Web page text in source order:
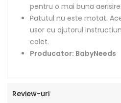
pentru o mai buna aerisire.
Patutul nu este motat.
usor cu ajutorul
colet.
Producator: BabyNeeds
Review-uri